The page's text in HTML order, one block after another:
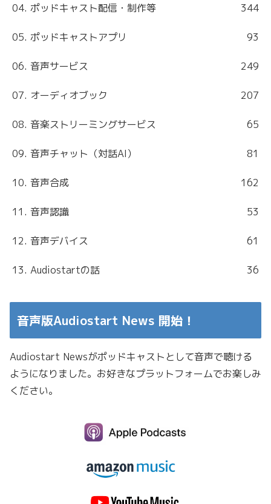
04. ポッドキャスト配信・制作等 344
05. ポッドキャストアプリ 93
06. 音声サービス 249
07. オーディオブック 207
08. 音楽ストリーミングサービス 65
09. 音声チャット（対話AI） 81
10. 音声合成 162
11. 音声認識 53
12. 音声デバイス 61
13. Audiostartの話 36
音声版Audiostart News 開始！
Audiostart Newsがポッドキャストとして音声で聴ける
ようになりました。お好きなプラットフォームでお楽しみ
ください。